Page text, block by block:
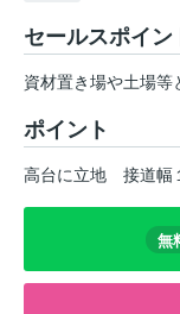
セールスポイン
資材置き場や土場等
ポイント
高台に立地 接道幅
無